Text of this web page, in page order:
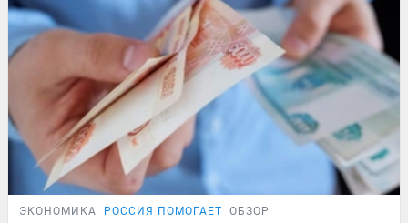
ЭКОНОМИКА РОССИЯ ПОМОГАЕТ ОБЗОР